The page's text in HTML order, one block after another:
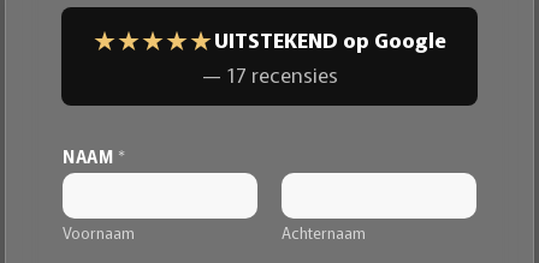
★★★★★UITSTEKEND op Google
— 17 recensies
NAAM *
Voornaam Achternaam